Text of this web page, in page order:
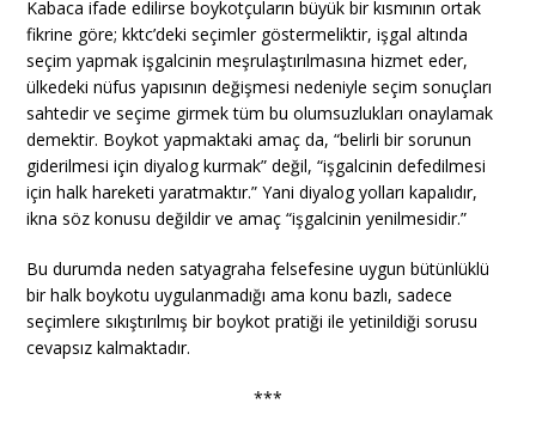
Kabaca ifade edilirse boykotçuların büyük bir kısmının ortak
fikrine göre; kktc’deki seçimler göstermeliktir, işgal altında
seçim yapmak işgalcinin meşrulaştırılmasına hizmet eder,
ülkedeki nüfus yapısının değişmesi nedeniyle seçim sonuçları
sahtedir ve seçime girmek tüm bu olumsuzlukları onaylamak
demektir. Boykot yapmaktaki amaç da, “belirli bir sorunun
giderilmesi için diyalog kurmak” değil, “işgalcinin defedilmesi
için halk hareketi yaratmaktır.” Yani diyalog yolları kapalıdır,
ikna söz konusu değildir ve amaç “işgalcinin yenilmesidir.”
Bu durumda neden satyagraha felsefesine uygun bütünlüklü
bir halk boykotu uygulanmadığı ama konu bazlı, sadece
seçimlere sıkıştırılmış bir boykot pratiği ile yetinildiği sorusu
cevapsız kalmaktadır.
***